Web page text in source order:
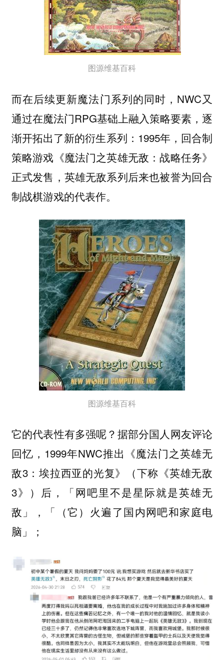
图源维基百科
而在后续更新魔法门系列的同时，NWC又
通过在魔法门RPG基础上融入策略要素，逐
渐开拓出了新的衍生系列：1995年，回合制
策略游戏《魔法门之英雄无敌：战略任务》
正式发售，英雄无敌系列后来也被誉为回合
制战棋游戏的代表作。
图源维基百科
它的代表性有多强呢？据部分国人网友评论
回忆，1999年NWC推出《魔法门之英雄无
敌3：埃拉西亚的光复》（下称《英雄无敌
3》）后，「网吧里不是星际就是英雄无
敌」，「（它）火遍了国内网吧和家庭电
脑」；